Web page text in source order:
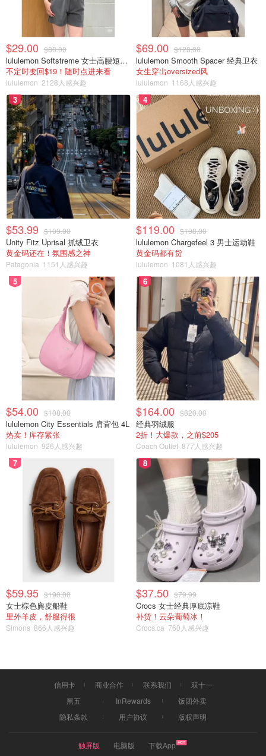
以上三款都是老版包装，新款包装虽然没有老版好看（个人
觉得）但效果上基本在保有原有水平的基础上得到了部分提
升。
BABOR安瓶报告
$29.00 $88.00
lululemon Softstreme 女士高腰短裤 10cm
不定时变回$19！随时点进来看
lululemon 2128人感兴趣
$69.00 $128.00
lululemon Smooth Spacer 经典卫衣
女生穿出oversized风
lululemon 1168人感兴趣
3
$53.99 $109.00
Unity Fitz Uprisal 抓绒卫衣
黄金码还在！氛围感之神
Patagonia 1151人感兴趣
4
$119.00 $198.00
lululemon Chargefeel 3 男士运动鞋
黄金码都有货
lululemon 1081人感兴趣
5
$54.00 $108.00
lululemon City Essentials 肩背包 4L
热卖！库存紧张
lululemon 926人感兴趣
6
$164.00 $820.00
经典羽绒服
2折！大爆款，之前$205
Coach Outlet 877人感兴趣
7
$59.95 $190.00
女士棕色麂皮船鞋
里外羊皮，舒服得很
Simons 866人感兴趣
8
$37.50 $79.99
Crocs 女士经典厚底凉鞋
补货！云朵葡萄冰！
Crocs.ca 760人感兴趣
信用卡 商业合作 联系我们
双十一
黑五
InRewards
饭团外卖
隐私条款
用户协议 版权声明
触屏版 电脑版 下载App